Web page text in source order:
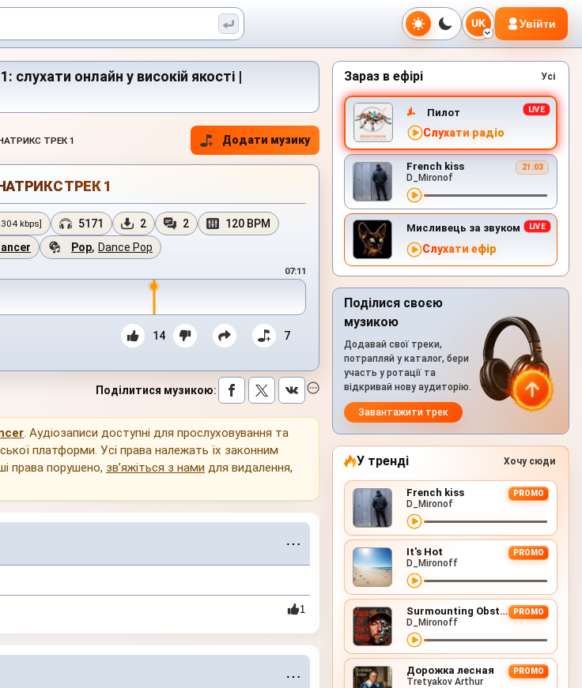
UK Увійти
онлайн у високій якості |
ТРЕК 1 Додати музику
ТРЕК 1
kbps] 5171 2 2
120 BPM
Pop, Dance Pop
07:11
14 7
Поділитися музикою:
. Аудіозаписи доступні для прослуховування та
платформи. Усі права належать їх законним
права порушено, зв’яжіться з нами для видалення,
⋯
1
⋯
Зараз в ефірі Усі
Пилот
Слухати радіо
French kiss 21:03
D_Mironof
Мисливець за звуком
Слухати ефір
Поділися своєю
музикою
Додавай свої треки,
потрапляй у каталог, бери
участь у ротації та
відкривай нову аудиторію.
Завантажити трек
У тренді Хочу сюди
French kiss PROMO
D_Mironof
It's Hot PROMO
D_Mironoff
Surmounting Obstacles (D&B Remix) PROMO
D_Mironoff
Дорожка лесная PROMO
Tretyakov Arthur